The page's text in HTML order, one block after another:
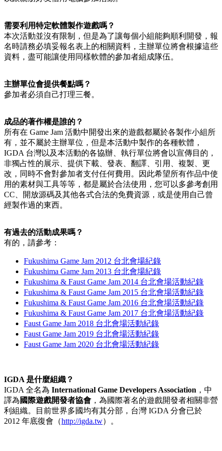
需要利用特定軟體製作遊戲嗎？
本次活動並沒有限制，但是為了讓每個小組能夠順利開發，報
名時請務必填妥報名表上的相關資料，主辦單位將會根據這些
資料，盡可能讓使用同樣軟體的參加者組成隊伍。
主辦單位會提供餐點嗎？
參加者必須自己打理三餐。
成品的著作權是誰的？
所有在 Game Jam 活動中開發出來的遊戲都屬於各製作小組所
有，並不屬於主辦單位，但是本活動中製作的各種軟體，
IGDA 台灣以及本活動的各協辦、執行單位將會以宣傳目的，
非獨占性的展示、提供下載、發表、翻譯、引用、複製、更
改，同時不會對參加者支付任何費用。因此希望所有作品中使
用的素材與工具等等，都是屬於合法使用，您可以多參考創用
CC、開放源碼及其他各式合法的免費資源，或是使用自己曾
經製作過的東西。
有過去的活動成果嗎？
有的，請參考：
Fukushima Game Jam 2012 台北會場紀錄
Fukushima Game Jam 2013 台北會場紀錄
Fukushima & Faust Game Jam 2014 台北會場活動紀錄
Fukushima & Faust Game Jam 2015 台北會場活動紀錄
Fukushima & Faust Game Jam 2016 台北會場活動紀錄
Fukushima & Faust Game Jam 2017 台北會場活動紀錄
Faust Game Jam 2018 台北會場活動紀錄
Faust Game Jam 2019 台北會場活動紀錄
Faust Game Jam 2020 台北會場活動紀錄
IGDA 是什麼組織？
IGDA 全名為 International Game Developers Association ，中
譯為 國際遊戲開發者協會 ，為國際著名的遊戲開發者相關非營
利組織。目前世界多國均有其分部，台灣 IGDA 分會已於
2012 年底復會（http://igda.tw）。